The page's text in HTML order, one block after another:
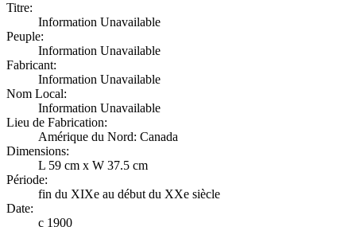
Titre:
Information Unavailable
Peuple:
Information Unavailable
Fabricant:
Information Unavailable
Nom Local:
Information Unavailable
Lieu de Fabrication:
Amérique du Nord: Canada
Dimensions:
L 59 cm x W 37.5 cm
Période:
fin du XIXe au début du XXe siècle
Date:
c 1900